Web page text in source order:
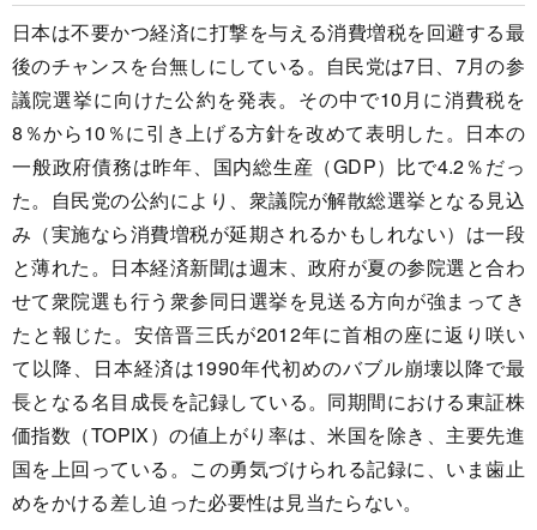
日本は不要かつ経済に打撃を与える消費増税を回避する最
後のチャンスを台無しにしている。自民党は7日、7月の参
議院選挙に向けた公約を発表。その中で10月に消費税を
8％から10％に引き上げる方針を改めて表明した。日本の
一般政府債務は昨年、国内総生産（GDP）比で4.2％だっ
た。自民党の公約により、衆議院が解散総選挙となる見込
み（実施なら消費増税が延期されるかもしれない）は一段
と薄れた。日本経済新聞は週末、政府が夏の参院選と合わ
せて衆院選も行う衆参同日選挙を見送る方向が強まってき
たと報じた。安倍晋三氏が2012年に首相の座に返り咲い
て以降、日本経済は1990年代初めのバブル崩壊以降で最
長となる名目成長を記録している。同期間における東証株
価指数（TOPIX）の値上がり率は、米国を除き、主要先進
国を上回っている。この勇気づけられる記録に、いま歯止
めをかける差し迫った必要性は見当たらない。